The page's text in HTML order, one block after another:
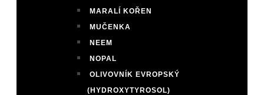
MARALÍ KOŘEN
MUČENKA
NEEM
NOPAL
OLIVOVNÍK EVROPSKÝ
(HYDROXYTYROSOL)